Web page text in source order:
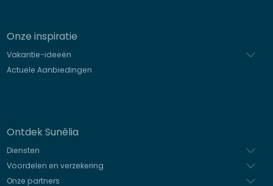
Onze inspiratie
Vakantie-ideeën
Actuele Aanbiedingen
Ontdek Sunêlia
Diensten
Voordelen en verzekering
Onze partners